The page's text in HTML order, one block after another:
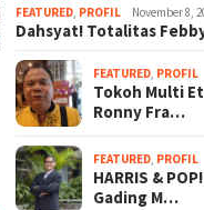
FEATURED, PROFIL November 8,
Dahsyat! Totalitas
FEATURED, PROFIL
Tokoh Multi
Ronny Fra…
FEATURED, PROFIL
HARRIS &
Gading M…